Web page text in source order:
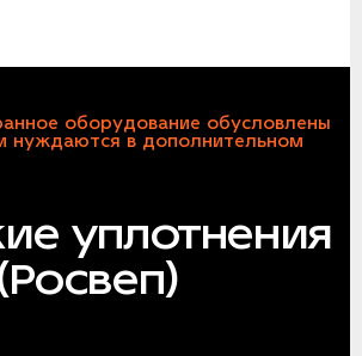
оборудование обусловлены
нуждаются в дополнительном
уплотнения